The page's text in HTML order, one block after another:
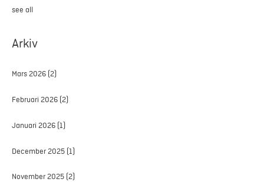
see all
Arkiv
Mars 2026 (2)
Februari 2026 (2)
Januari 2026 (1)
December 2025 (1)
November 2025 (2)